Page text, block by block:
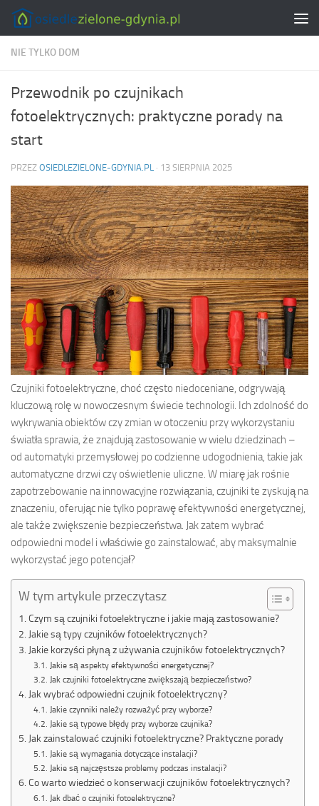
Skip to content
NIE TYLKO DOM
Przewodnik po czujnikach
fotoelektrycznych: praktyczne porady na
start
PRZEZ OSIEDLEZIELONE-GDYNIA.PL · 13 SIERPNIA 2025
Czujniki fotoelektryczne, choć często niedoceniane, odgrywają
kluczową rolę w nowoczesnym świecie technologii. Ich zdolność do
wykrywania obiektów czy zmian w otoczeniu przy wykorzystaniu
światła sprawia, że znajdują zastosowanie w wielu dziedzinach –
od automatyki przemysłowej po codzienne udogodnienia, takie jak
automatyczne drzwi czy oświetlenie uliczne. W miarę jak rośnie
zapotrzebowanie na innowacyjne rozwiązania, czujniki te zyskują na
znaczeniu, oferując nie tylko poprawę efektywności energetycznej,
ale także zwiększenie bezpieczeństwa. Jak zatem wybrać
odpowiedni model i właściwie go zainstalować, aby maksymalnie
wykorzystać jego potencjał?
W tym artykule przeczytasz
Czym są czujniki fotoelektryczne i jakie mają zastosowanie?
Jakie są typy czujników fotoelektrycznych?
Jakie korzyści płyną z używania czujników fotoelektrycznych?
Jakie są aspekty efektywności energetycznej?
Jak czujniki fotoelektryczne zwiększają bezpieczeństwo?
Jak wybrać odpowiedni czujnik fotoelektryczny?
Jakie czynniki należy rozważyć przy wyborze?
Jakie są typowe błędy przy wyborze czujnika?
Jak zainstalować czujniki fotoelektryczne? Praktyczne porady
Jakie są wymagania dotyczące instalacji?
Jakie są najczęstsze problemy podczas instalacji?
Co warto wiedzieć o konserwacji czujników fotoelektrycznych?
Jak dbać o czujniki fotoelektryczne?